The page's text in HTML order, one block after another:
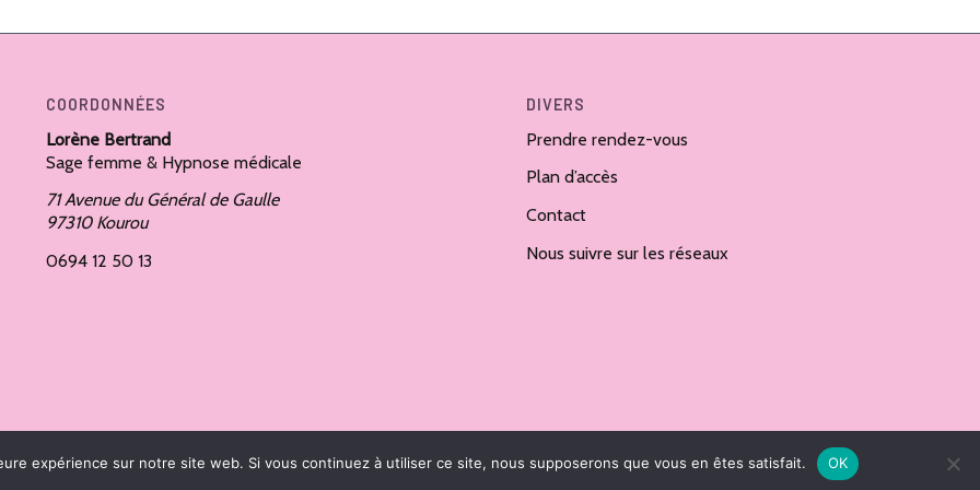
COORDONNÉES
Lorène Bertrand
Sage femme & Hypnose médicale
71 Avenue du Général de Gaulle
97310 Kourou
0694 12 50 13
DIVERS
Prendre rendez-vous
Plan d’accès
Contact
Nous suivre sur les réseaux
Mentions Légales- Enfold Theme by Kriesi
expérience sur notre site web. Si vous continuez à utiliser ce site, nous supposerons que vous en êtes satisfait. OK